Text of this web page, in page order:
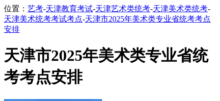
位置： 艺考-天津教育考试-天津艺术类统考-天津美术类统考-
天津美术统考考试考点-天津市2025年美术类专业省统考考点
安排
天津市2025年美术类专业省统
考考点安排